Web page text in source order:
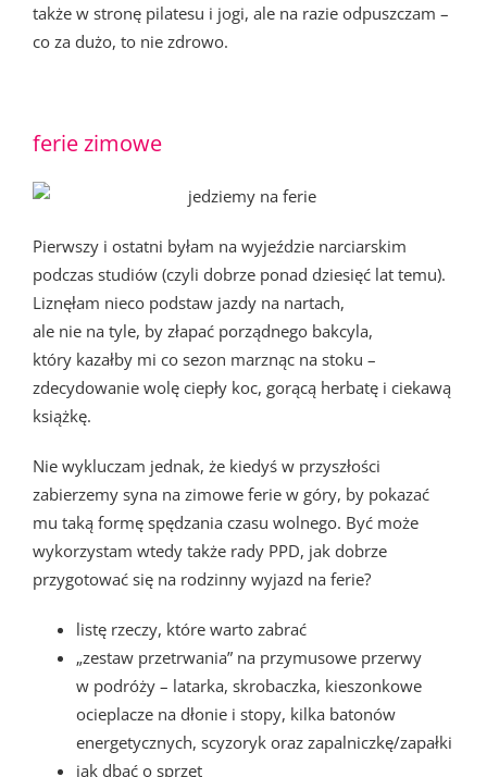
także w stronę pilatesu i jogi, ale na razie odpuszczam –
co za dużo, to nie zdrowo.
ferie zimowe
Pierwszy i ostatni byłam na wyjeździe narciarskim
podczas studiów (czyli dobrze ponad dziesięć lat temu).
Liznęłam nieco podstaw jazdy na nartach,
ale nie na tyle, by złapać porządnego bakcyla,
który kazałby mi co sezon marznąc na stoku –
zdecydowanie wolę ciepły koc, gorącą herbatę i ciekawą
książkę.
Nie wykluczam jednak, że kiedyś w przyszłości
zabierzemy syna na zimowe ferie w góry, by pokazać
mu taką formę spędzania czasu wolnego. Być może
wykorzystam wtedy także rady PPD, jak dobrze
przygotować się na rodzinny wyjazd na ferie?
listę rzeczy, które warto zabrać
„zestaw przetrwania” na przymusowe przerwy
w podróży – latarka, skrobaczka, kieszonkowe
ocieplacze na dłonie i stopy, kilka batonów
energetycznych, scyzoryk oraz zapalniczkę/zapałki
jak dbać o sprzęt